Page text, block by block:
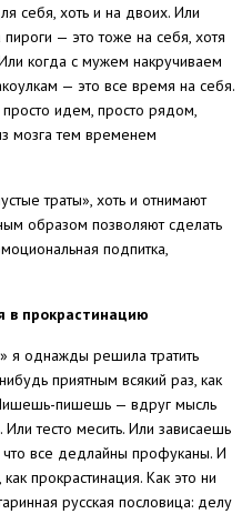
себя, хоть и на двоих. Или
— это тоже на себя, хотя
когда с мужем накручиваем
— это все время на себя.
идем, просто рядом,
мозга тем временем
траты», хоть и отнимают
образом позволяют сделать
подпитка,
прокрастинацию
я однажды решила тратить
приятным всякий раз, как
пишешь — вдруг мысль
Или тесто месить. Или зависаешь
все дедлайны профуканы. И
прокрастинация. Как это ни
русская пословица: делу